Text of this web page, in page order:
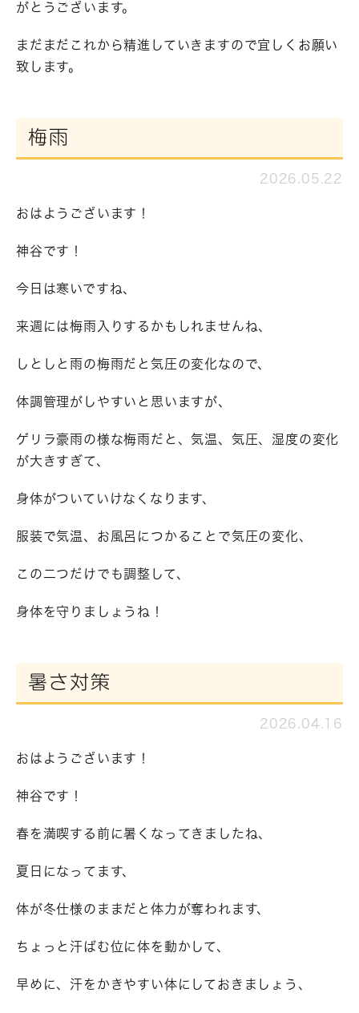
がとうございます。
まだまだこれから精進していきますので宜しくお願い
致します。
梅雨
2026.05.22
おはようございます！
神谷です！
今日は寒いですね、
来週には梅雨入りするかもしれませんね、
しとしと雨の梅雨だと気圧の変化なので、
体調管理がしやすいと思いますが、
ゲリラ豪雨の様な梅雨だと、気温、気圧、湿度の変化
が大きすぎて、
身体がついていけなくなります、
服装で気温、お風呂につかることで気圧の変化、
この二つだけでも調整して、
身体を守りましょうね！
暑さ対策
2026.04.16
おはようございます！
神谷です！
春を満喫する前に暑くなってきましたね、
夏日になってます、
体が冬仕様のままだと体力が奪われます、
ちょっと汗ばむ位に体を動かして、
早めに、汗をかきやすい体にしておきましょう、